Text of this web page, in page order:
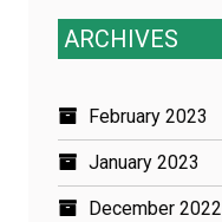
ARCHIVES
February 2023
January 2023
December 2022